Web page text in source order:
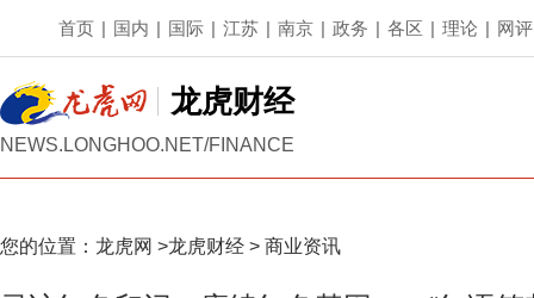
首页 | 国内 | 国际 | 江苏 | 南京 | 政务 | 各区 | 理论 | 网评
龙虎财经
NEWS.LONGHOO.NET/FINANCE
您的位置： 龙虎网 >龙虎财经 > 商业资讯